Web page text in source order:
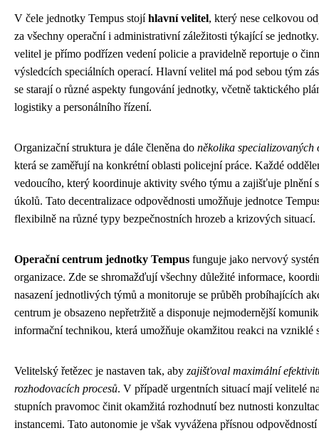
V čele jednotky Tempus stojíhlavní velitel, který nese celkovou
za všechny operační i administrativní záležitosti týkající se
velitel je přímo podřízen vedení policie a pravidelně reportuje o
výsledcích speciálních operací. Hlavní velitel má pod sebou tým
se starají o různé aspekty fungování jednotky, včetně taktického
logistiky a personálního řízení.
Organizační struktura je dále členěna do několika specializovaných
která se zaměřují na konkrétní oblasti policejní práce. Každé
vedoucího, který koordinuje aktivity svého týmu a zajišťuje plnění
úkolů. Tato decentralizace odpovědnosti umožňuje jednotce
flexibilně na různé typy bezpečnostních hrozeb a krizových situací.
Operační centrum jednotky Tempus funguje jako nervový
organizace. Zde se shromažďují všechny důležité informace,
nasazení jednotlivých týmů a monitoruje se průběh probíhajících
centrum je obsazeno nepřetržitě a disponuje nejmodernější
informační technikou, která umožňuje okamžitou reakci na vzniklé
Velitelský řetězec je nastaven tak, aby zajišťoval maximální
rozhodovacích procesů. V případě urgentních situací mají velitelé
stupních pravomoc činit okamžitá rozhodnutí bez nutnosti
instancemi. Tato autonomie je však vyvážena přísnou odpovědností